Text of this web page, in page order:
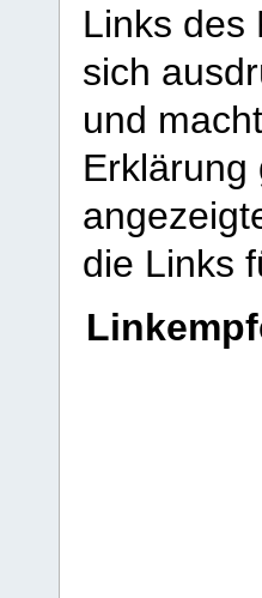
Links des
sich
und
Erklärung
die Links